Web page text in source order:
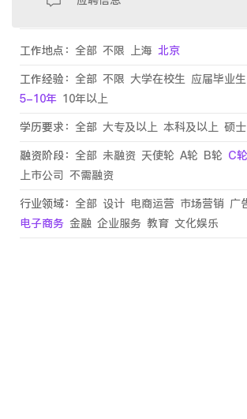
工作地点： 全部 不限 上海 北京
工作经验： 全部 不限 大学在校生 应届毕业生
5-10年 10年以上
学历要求： 全部 大专及以上 本科及以上 硕士
融资阶段： 全部 未融资 天使轮 A轮 B轮 C轮
上市公司 不需融资
行业领域： 全部 设计 电商运营 市场营销 广
电子商务 金融 企业服务 教育 文化娱乐